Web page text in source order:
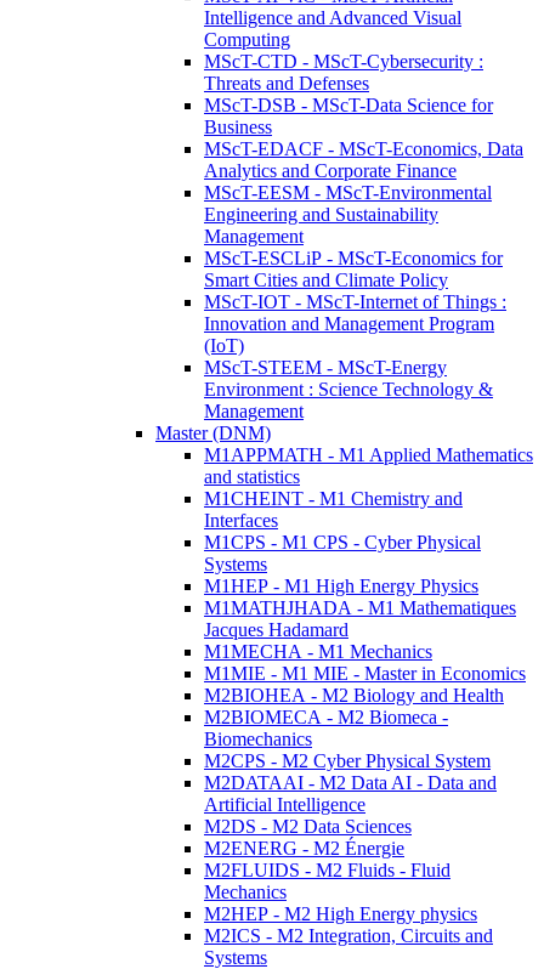
Intelligence and Advanced Visual
Computing
MScT-CTD - MScT-Cybersecurity :
Threats and Defenses
MScT-DSB - MScT-Data Science for
Business
MScT-EDACF - MScT-Economics, Data
Analytics and Corporate Finance
MScT-EESM - MScT-Environmental
Engineering and Sustainability
Management
MScT-ESCLiP - MScT-Economics for
Smart Cities and Climate Policy
MScT-IOT - MScT-Internet of Things :
Innovation and Management Program
(IoT)
MScT-STEEM - MScT-Energy
Environment : Science Technology &
Management
Master (DNM)
M1APPMATH - M1 Applied Mathematics
and statistics
M1CHEINT - M1 Chemistry and
Interfaces
M1CPS - M1 CPS - Cyber Physical
Systems
M1HEP - M1 High Energy Physics
M1MATHJHADA - M1 Mathematiques
Jacques Hadamard
M1MECHA - M1 Mechanics
M1MIE - M1 MIE - Master in Economics
M2BIOHEA - M2 Biology and Health
M2BIOMECA - M2 Biomeca -
Biomechanics
M2CPS - M2 Cyber Physical System
M2DATAAI - M2 Data AI - Data and
Artificial Intelligence
M2DS - M2 Data Sciences
M2ENERG - M2 Énergie
M2FLUIDS - M2 Fluids - Fluid
Mechanics
M2HEP - M2 High Energy physics
M2ICS - M2 Integration, Circuits and
Systems